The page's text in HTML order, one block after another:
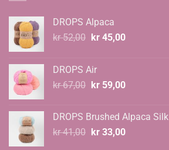
DROPS Alpaca
kr52,00 Opprinnelig
kr 52,00.
kr45,00Nåværende
DROPS Air
kr67,00 Opprinnelig
kr 67,00.
kr59,00Nåværende
kr 59,00.
DROPS Brushed Alpaca Silk
kr41,00 Opprinnelig
kr33,00Nåværende